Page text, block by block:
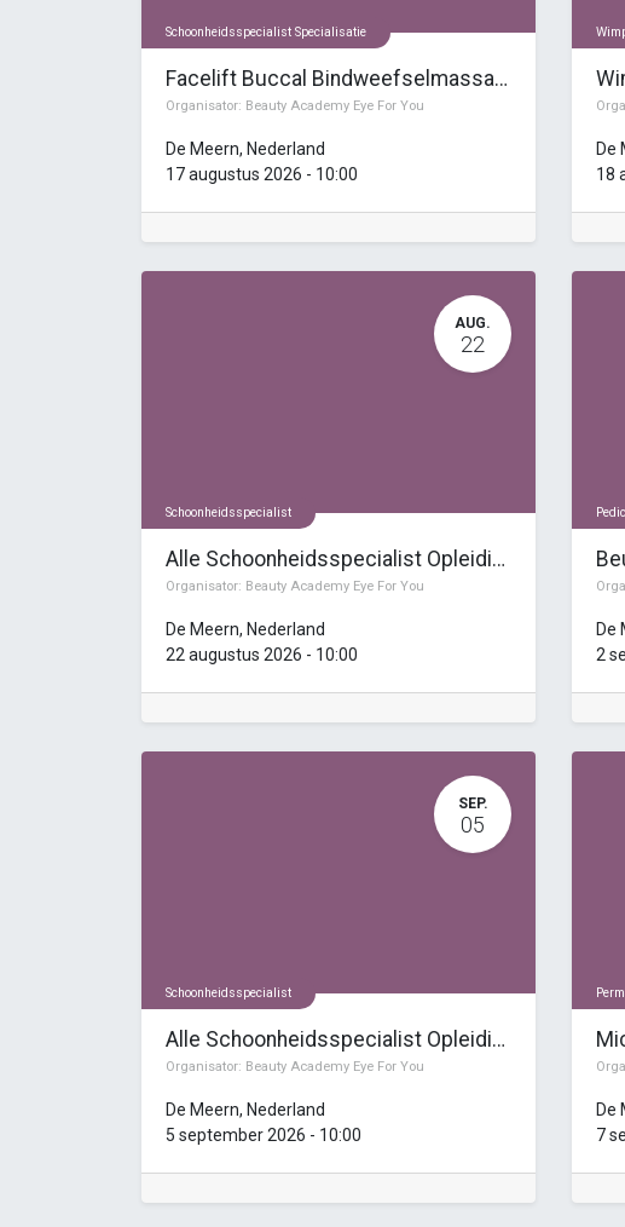
Schoonheidsspecialist Specialisatie
Facelift Buccal Bindweefselmassage Cursus
Organisator: Beauty Academy Eye For You
De Meern, Nederland
17 augustus 2026 - 10:00
De
18
AUG.
22
Schoonheidsspecialist
Alle Schoonheidsspecialist Opleidingen
Organisator: Beauty Academy Eye For You
De Meern, Nederland
22 augustus 2026 - 10:00
De
2
SEP.
05
Schoonheidsspecialist
Alle Schoonheidsspecialist Opleidingen
Organisator: Beauty Academy Eye For You
De Meern, Nederland
5 september 2026 - 10:00
De
7